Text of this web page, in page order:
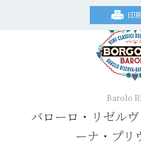
印
Barolo
バローロ・リゼル
ーナ・プリ